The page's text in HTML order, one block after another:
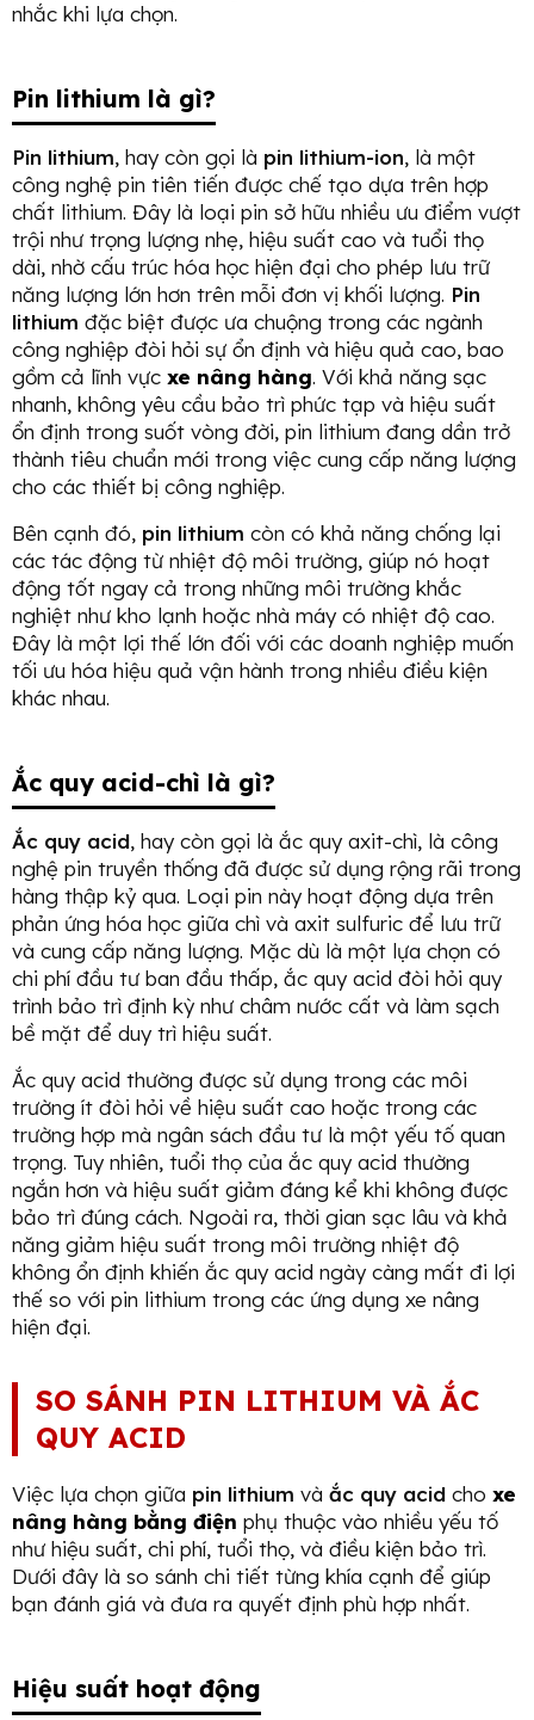
nhắc khi lựa chọn.
Pin lithium là gì?
Pin lithium, hay còn gọi là pin lithium-ion, là một
công nghệ pin tiên tiến được chế tạo dựa trên hợp
chất lithium. Đây là loại pin sở hữu nhiều ưu điểm vượt
trội như trọng lượng nhẹ, hiệu suất cao và tuổi thọ
dài, nhờ cấu trúc hóa học hiện đại cho phép lưu trữ
năng lượng lớn hơn trên mỗi đơn vị khối lượng. Pin
lithium đặc biệt được ưa chuộng trong các ngành
công nghiệp đòi hỏi sự ổn định và hiệu quả cao, bao
gồm cả lĩnh vực xe nâng hàng. Với khả năng sạc
nhanh, không yêu cầu bảo trì phức tạp và hiệu suất
ổn định trong suốt vòng đời, pin lithium đang dần trở
thành tiêu chuẩn mới trong việc cung cấp năng lượng
cho các thiết bị công nghiệp.
Bên cạnh đó, pin lithium còn có khả năng chống lại
các tác động từ nhiệt độ môi trường, giúp nó hoạt
động tốt ngay cả trong những môi trường khắc
nghiệt như kho lạnh hoặc nhà máy có nhiệt độ cao.
Đây là một lợi thế lớn đối với các doanh nghiệp muốn
tối ưu hóa hiệu quả vận hành trong nhiều điều kiện
khác nhau.
Ắc quy acid-chì là gì?
Ắc quy acid, hay còn gọi là ắc quy axit-chì, là công
nghệ pin truyền thống đã được sử dụng rộng rãi trong
hàng thập kỷ qua. Loại pin này hoạt động dựa trên
phản ứng hóa học giữa chì và axit sulfuric để lưu trữ
và cung cấp năng lượng. Mặc dù là một lựa chọn có
chi phí đầu tư ban đầu thấp, ắc quy acid đòi hỏi quy
trình bảo trì định kỳ như châm nước cất và làm sạch
bề mặt để duy trì hiệu suất.
Ắc quy acid thường được sử dụng trong các môi
trường ít đòi hỏi về hiệu suất cao hoặc trong các
trường hợp mà ngân sách đầu tư là một yếu tố quan
trọng. Tuy nhiên, tuổi thọ của ắc quy acid thường
ngắn hơn và hiệu suất giảm đáng kể khi không được
bảo trì đúng cách. Ngoài ra, thời gian sạc lâu và khả
năng giảm hiệu suất trong môi trường nhiệt độ
không ổn định khiến ắc quy acid ngày càng mất đi lợi
thế so với pin lithium trong các ứng dụng xe nâng
hiện đại.
SO SÁNH PIN LITHIUM VÀ ẮC
QUY ACID
Việc lựa chọn giữa pin lithium và ắc quy acid cho xe
nâng hàng bằng điện phụ thuộc vào nhiều yếu tố
như hiệu suất, chi phí, tuổi thọ, và điều kiện bảo trì.
Dưới đây là so sánh chi tiết từng khía cạnh để giúp
bạn đánh giá và đưa ra quyết định phù hợp nhất.
Hiệu suất hoạt động